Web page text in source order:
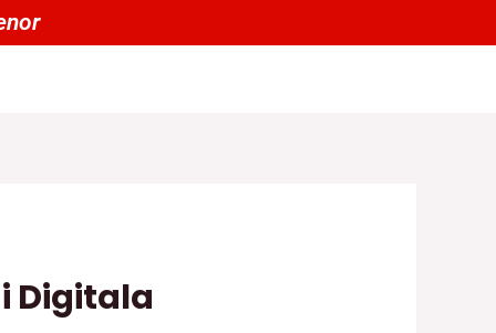
tienen un 20% OFF por menor
Digitala